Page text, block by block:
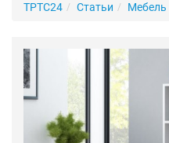
ТРТС24 Статьи Мебель